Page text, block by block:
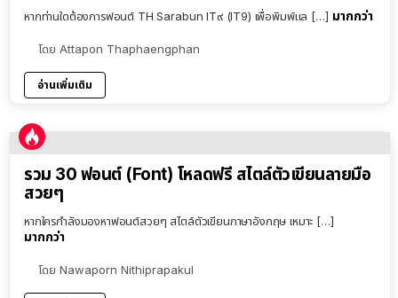
หากท่านใดต้องการฟอนต์ TH Sarabun IT๙ (IT9) เพื่อพิมพ์แล […] มากกว่า
โดย Attapon Thaphaengphan
อ่านเพิ่มเติม
รวม 30 ฟอนต์ (Font) โหลดฟรี สไตล์ตัวเขียนลายมือ
สวยๆ
หากใครกำลังมองหาฟอนต์สวยๆ สไตล์ตัวเขียนภาษาอังกฤษ เหมาะ […]
มากกว่า
โดย Nawaporn Nithiprapakul